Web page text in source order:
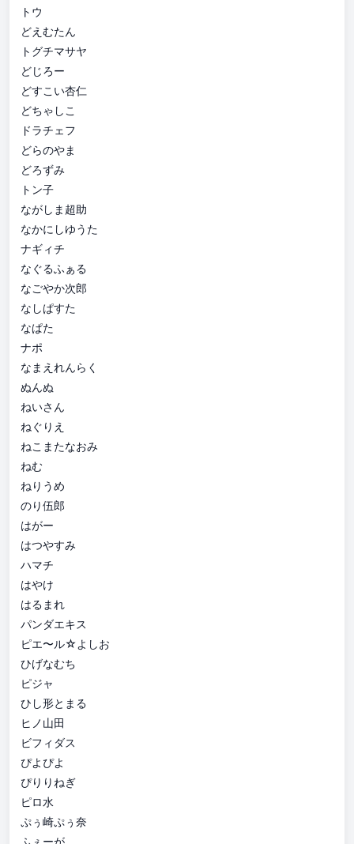
トウ
どえむたん
トグチマサヤ
どじろー
どすこい杏仁
どちゃしこ
ドラチェフ
どらのやま
どろずみ
トン子
ながしま超助
なかにしゆうた
ナギィチ
なぐるふぁる
なごやか次郎
なしぱすた
なぱた
ナポ
なまえれんらく
ぬんぬ
ねいさん
ねぐりえ
ねこまたなおみ
ねむ
ねりうめ
のり伍郎
はがー
はつやすみ
ハマチ
はやけ
はるまれ
パンダエキス
ピエ〜ル☆よしお
ひげなむち
ピジャ
ひし形とまる
ヒノ山田
ビフィダス
ぴよぴよ
ぴりりねぎ
ピロ水
ぷぅ崎ぷぅ奈